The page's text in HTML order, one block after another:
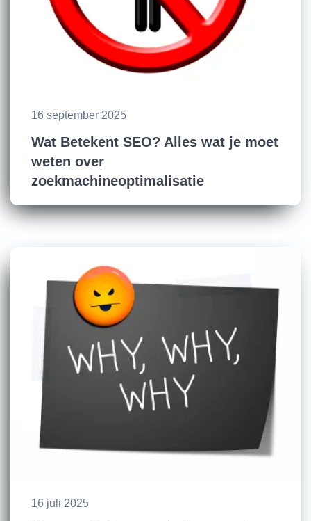
16 september 2025
Wat Betekent SEO? Alles wat je moet
weten over
zoekmachineoptimalisatie
16 juli 2025